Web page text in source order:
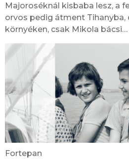
Majoroséknál kisbaba lesz, a
orvos pedig átment Tihanyba,
környéken, csak Mikola bácsi…
Fortepan